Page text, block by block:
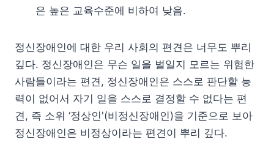
은 높은 교육수준에 비하여 낮음.
정신장애인에 대한 우리 사회의 편견은 너무도 뿌리
깊다. 정신장애인은 무슨 일을 벌일지 모르는 위험한
사람들이라는 편견, 정신장애인은 스스로 판단할 능
력이 없어서 자기 일을 스스로 결정할 수 없다는 편
견, 즉 소위 ‘정상인'(비정신장애인)을 기준으로 보아
정신장애인은 비정상이라는 편견이 뿌리 깊다.